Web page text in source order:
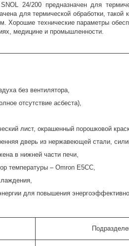
24/200 предназначен для
для термической обработки,
Хорошие технические параметры
медицине и промышленности.
без вентилятора,
отсутствие асбеста),
лист, окрашенный порошковой
дверь из нержавеющей стали,
в нижней части печи,
температуры – Omron E5CC,
для повышения